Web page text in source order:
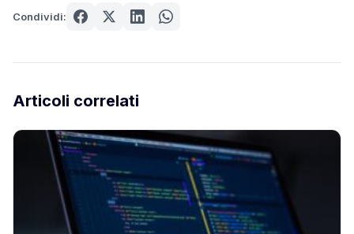
Condividi:
Articoli correlati